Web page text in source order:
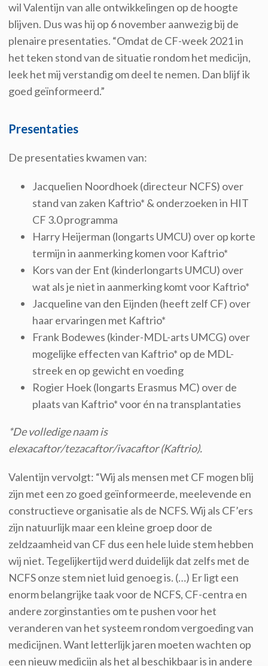
wil Valentijn van alle ontwikkelingen op de hoogte
blijven. Dus was hij op 6 november aanwezig bij de
plenaire presentaties. “Omdat de CF-week 2021 in
het teken stond van de situatie rondom het medicijn,
leek het mij verstandig om deel te nemen. Dan blijf ik
goed geïnformeerd.”
Presentaties
De presentaties kwamen van:
Jacquelien Noordhoek (directeur NCFS) over
stand van zaken Kaftrio* & onderzoeken in HIT
CF 3.0 programma
Harry Heijerman (longarts UMCU) over op korte
termijn in aanmerking komen voor Kaftrio*
Kors van der Ent (kinderlongarts UMCU) over
wat als je niet in aanmerking komt voor Kaftrio*
Jacqueline van den Eijnden (heeft zelf CF) over
haar ervaringen met Kaftrio*
Frank Bodewes (kinder-MDL-arts UMCG) over
mogelijke effecten van Kaftrio* op de MDL-
streek en op gewicht en voeding
Rogier Hoek (longarts Erasmus MC) over de
plaats van Kaftrio* voor én na transplantaties
*De volledige naam is
elexacaftor/tezacaftor/ivacaftor (Kaftrio).
Valentijn vervolgt: “Wij als mensen met CF mogen blij
zijn met een zo goed geïnformeerde, meelevende en
constructieve organisatie als de NCFS. Wij als CF’ers
zijn natuurlijk maar een kleine groep door de
zeldzaamheid van CF dus een hele luide stem hebben
wij niet. Tegelijkertijd werd duidelijk dat zelfs met de
NCFS onze stem niet luid genoeg is. (…) Er ligt een
enorm belangrijke taak voor de NCFS, CF-centra en
andere zorginstanties om te pushen voor het
veranderen van het systeem rondom vergoeding van
medicijnen. Want letterlijk jaren moeten wachten op
een nieuw medicijn als het al beschikbaar is in andere